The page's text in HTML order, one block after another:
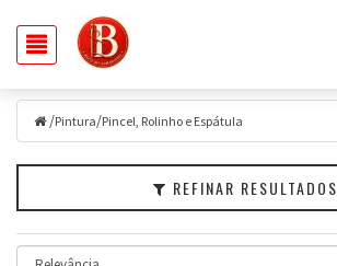
/Pintura/Pincel, Rolinho e Espátula
REFINAR RESULTADOS
Filtrar
Pintura
Marcas
Faixa
de
Preço